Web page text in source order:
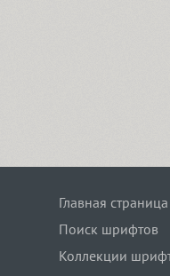
Главная страница
Поиск шрифтов
Коллекции